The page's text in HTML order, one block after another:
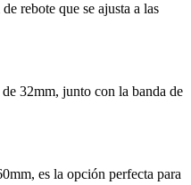
rebote que se ajusta a las
32mm, junto con la banda de
es la opción perfecta para